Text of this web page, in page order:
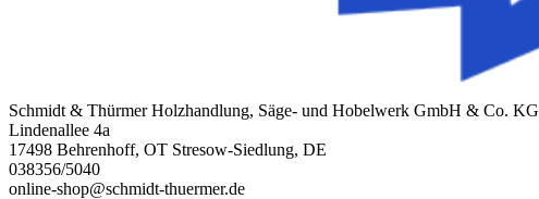
Schmidt & Thürmer Holzhandlung, Säge- und Hobelwerk GmbH & Co. KG
Lindenallee 4a
17498 Behrenhoff, OT Stresow-Siedlung, DE
038356/5040
online-shop@schmidt-thuermer.de